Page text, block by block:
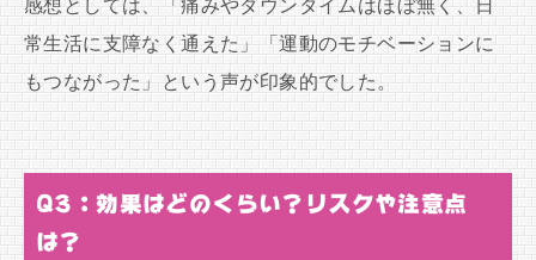
感想としては、「痛みやダウンタイムはほぼ無く、日
常生活に支障なく通えた」「運動のモチベーションに
もつながった」という声が印象的でした。
Q3：効果はどのくらい？リスクや注意点
は？